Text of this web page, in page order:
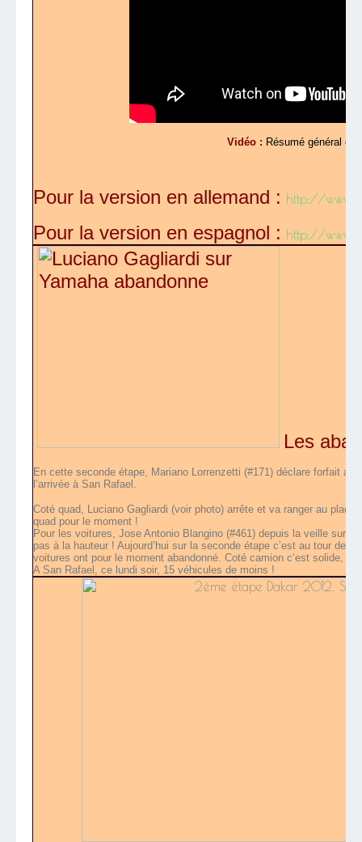
Vidéo : Résumé général de
Pour la version en allemand : http://
Pour la version en espagnol : http://
Les
En cette seconde étape, Mariano Lorrenzetti (#171) déclare forfait
l’arrivée à San Rafael.
Coté quad, Luciano Gagliardi (voir photo) arrête et va ranger au
quad pour le moment !
Pour les voitures, Jose Antonio Blangino (#461) depuis la veille sur la
pas à la hauteur ! Aujourd’hui sur la seconde étape c’est au tour de
voitures ont pour le moment abandonné. Coté camion c’est solide,
A San Rafael, ce lundi soir, 15 véhicules de moins !